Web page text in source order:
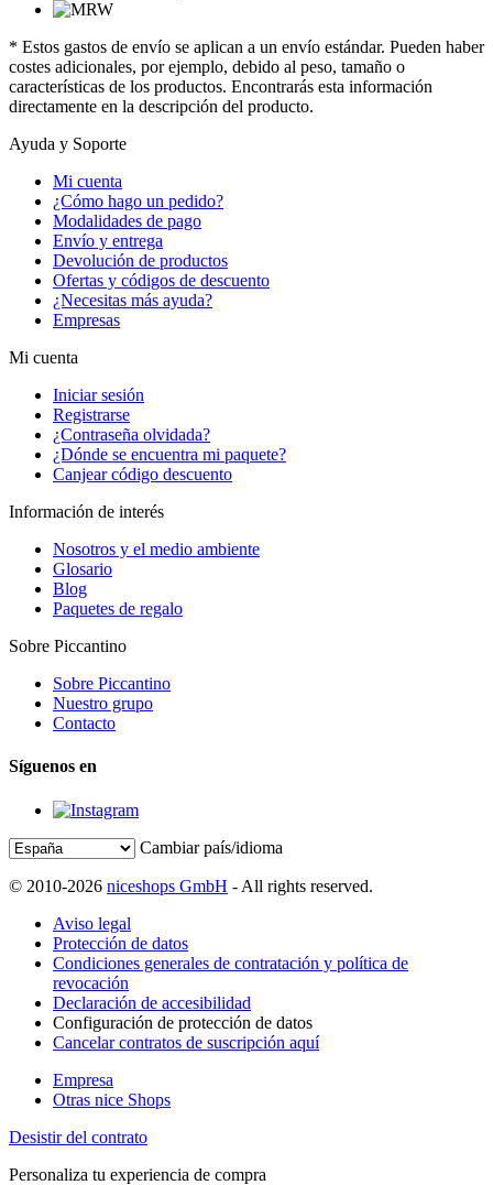
* Estos gastos de envío se aplican a un envío estándar. Pueden haber
costes adicionales, por ejemplo, debido al peso, tamaño o
características de los productos. Encontrarás esta información
directamente en la descripción del producto.
Ayuda y Soporte
Mi cuenta
¿Cómo hago un pedido?
Modalidades de pago
Envío y entrega
Devolución de productos
Ofertas y códigos de descuento
¿Necesitas más ayuda?
Empresas
Mi cuenta
Iniciar sesión
Registrarse
¿Contraseña olvidada?
¿Dónde se encuentra mi paquete?
Canjear código descuento
Información de interés
Nosotros y el medio ambiente
Glosario
Blog
Paquetes de regalo
Sobre Piccantino
Sobre Piccantino
Nuestro grupo
Contacto
Síguenos en
Cambiar país/idioma
© 2010-2026 niceshops GmbH - All rights reserved.
Aviso legal
Protección de datos
Condiciones generales de contratación y política de
revocación
Declaración de accesibilidad
Configuración de protección de datos
Cancelar contratos de suscripción aquí
Empresa
Otras nice Shops
Desistir del contrato
Personaliza tu experiencia de compra